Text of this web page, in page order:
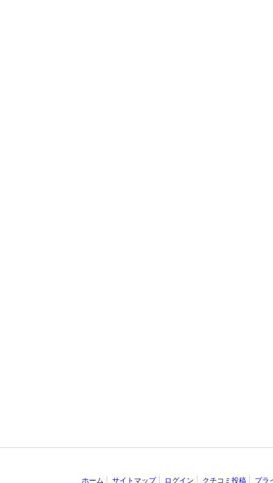
ホーム サイトマップ ログイン クチコミ投稿 プラ